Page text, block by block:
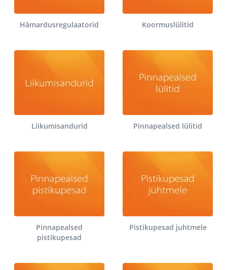
Hämardusregulaatorid Koormuslülitid
Liikumisandurid Pinnapealsed lülitid
Pinnapealsed
pistikupesad
Pistikupesad juhtmele